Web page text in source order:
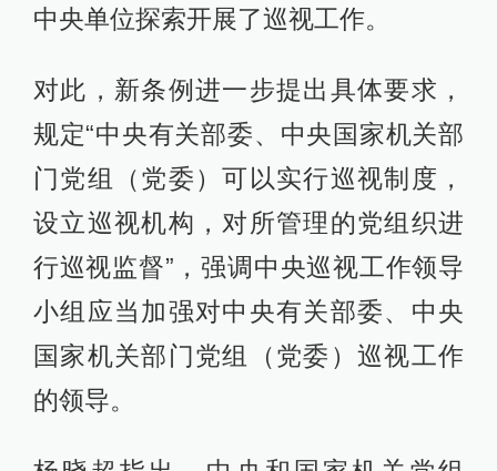
中央单位探索开展了巡视工作。
对此，新条例进一步提出具体要求，
规定“中央有关部委、中央国家机关部
门党组（党委）可以实行巡视制度，
设立巡视机构，对所管理的党组织进
行巡视监督”，强调中央巡视工作领导
小组应当加强对中央有关部委、中央
国家机关部门党组（党委）巡视工作
的领导。